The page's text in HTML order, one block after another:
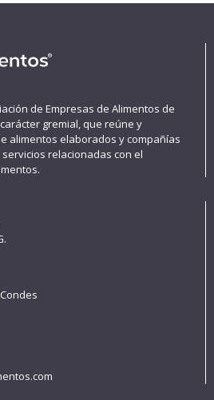
de Empresas de Alimentos de
gremial, que reúne y
alimentos elaborados y compañías
relacionadas con el